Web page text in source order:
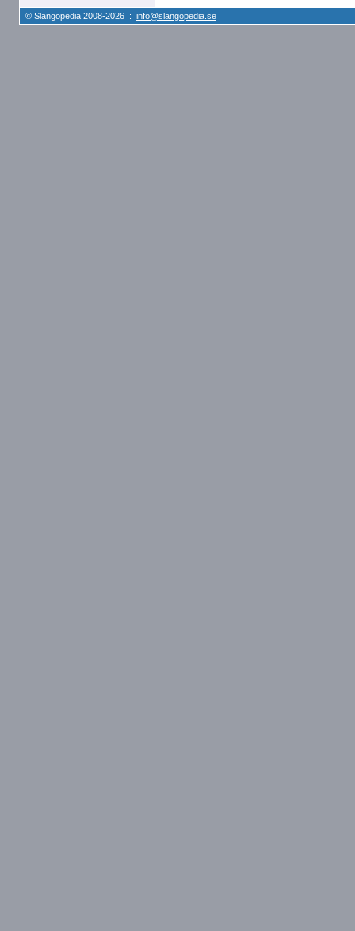
© Slangopedia 2008-2026 : info@slangopedia.se